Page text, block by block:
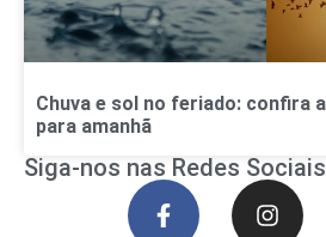
Chuva e sol no feriado: confira
para amanhã
Siga-nos nas Redes Sociais